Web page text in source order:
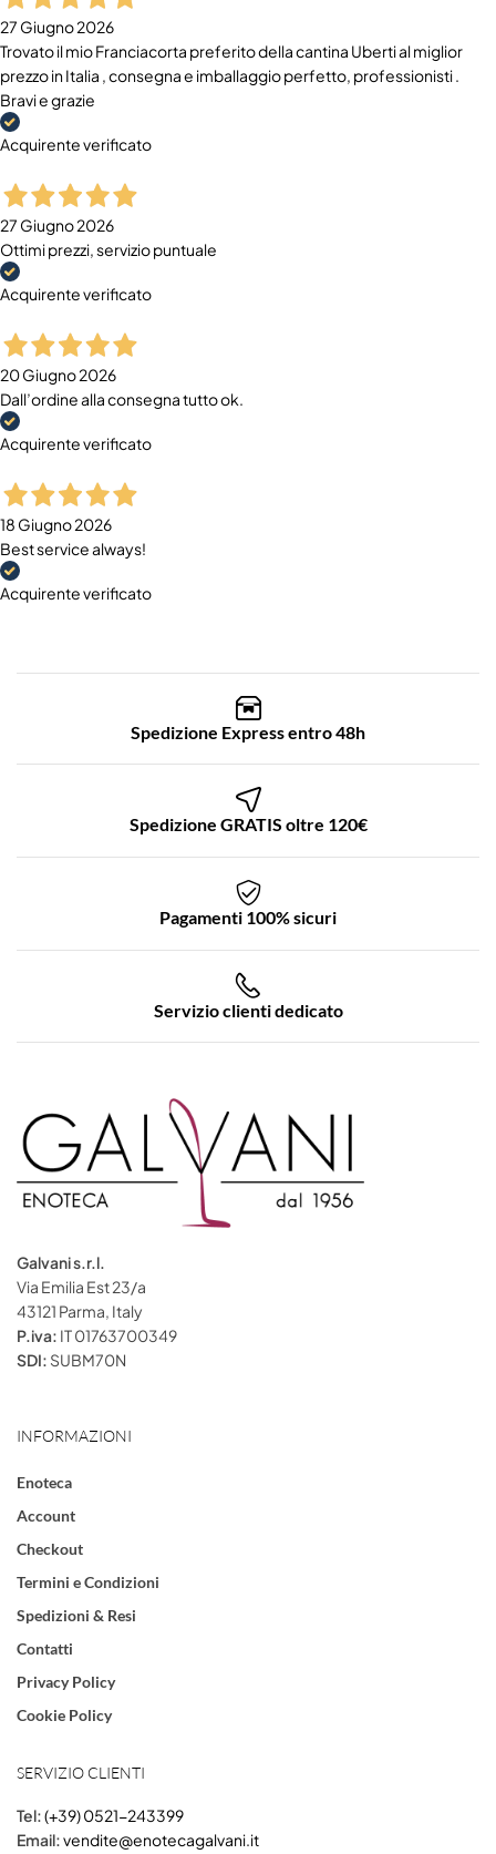
27 Giugno 2026
Trovato il mio Franciacorta preferito della cantina Uberti al miglior
prezzo in Italia , consegna e imballaggio perfetto, professionisti .
Bravi e grazie
Acquirente verificato
27 Giugno 2026
Ottimi prezzi, servizio puntuale
Acquirente verificato
20 Giugno 2026
Dall’ordine alla consegna tutto ok.
Acquirente verificato
18 Giugno 2026
Best service always!
Acquirente verificato
Spedizione Express entro 48h
Spedizione GRATIS oltre 120€
Pagamenti 100% sicuri
Servizio clienti dedicato
Galvani s.r.l.
Via Emilia Est 23/a
43121 Parma, Italy
P.iva: IT 01763700349
SDI: SUBM70N
INFORMAZIONI
Enoteca
Account
Checkout
Termini e Condizioni
Spedizioni & Resi
Contatti
Privacy Policy
Cookie Policy
SERVIZIO CLIENTI
Tel:(+39) 0521-243399
Email:vendite@enotecagalvani.it